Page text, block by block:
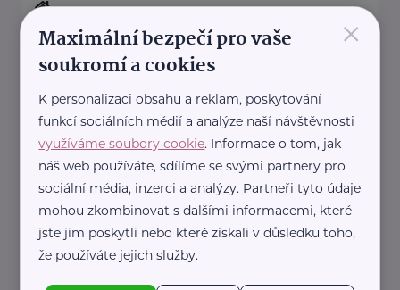
https://www.allianz.cz/cs_CZ/pobocky-
a-poradci/0195-Jaros.html
+420 777 800 850
jiri.jaros@iallianz.cz
Allianz pojišťovna, a. s.
Masarykova 698 Ostrov
Jsme tu, abychom Vám pomohli.
Pojistíme Vaše auto, majetek i
život.
×
Maximální bezpečí pro vaše
soukromí a cookies
K personalizaci obsahu a reklam, poskytování
funkcí sociálních médií a analýze naší návštěvnosti
využíváme soubory cookie. Informace o tom, jak
náš web používáte, sdílíme se svými partnery pro
sociální média, inzerci a analýzy. Partneři tyto údaje
mohou zkombinovat s dalšími informacemi, které
jste jim poskytli nebo které získali v důsledku toho,
že používáte jejich služby.